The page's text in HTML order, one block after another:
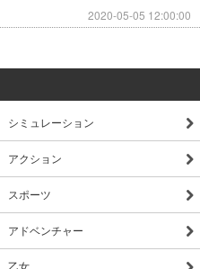
2020-05-05 12:00:00
シミュレーション
アクション
スポーツ
アドベンチャー
乙女